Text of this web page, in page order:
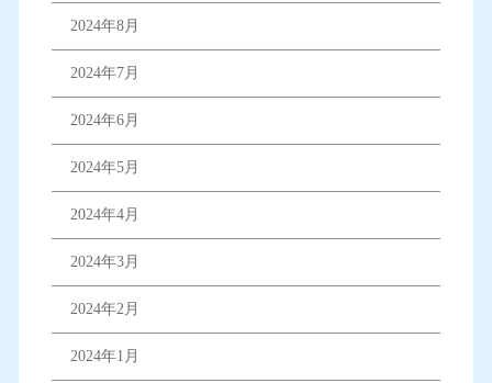
2024年8月
2024年7月
2024年6月
2024年5月
2024年4月
2024年3月
2024年2月
2024年1月